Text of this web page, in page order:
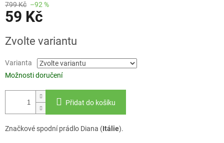
799 Kč –92 %
59 Kč
cena:
Zvolte variantu
Varianta
Možnosti doručení
Přidat do košíku
Značkové spodní prádlo Diana (Itálie).